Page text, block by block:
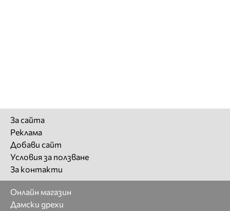
За сайта
Реклама
Добави сайт
Условия за ползване
За контакти
Онлайн магазин
Дамски дрехи